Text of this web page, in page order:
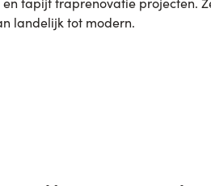
landelijk tot modern.